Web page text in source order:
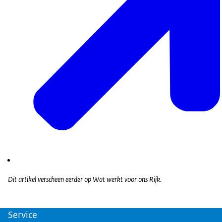
Dit artikel verscheen eerder op Wat werkt voor ons Rijk.
Service